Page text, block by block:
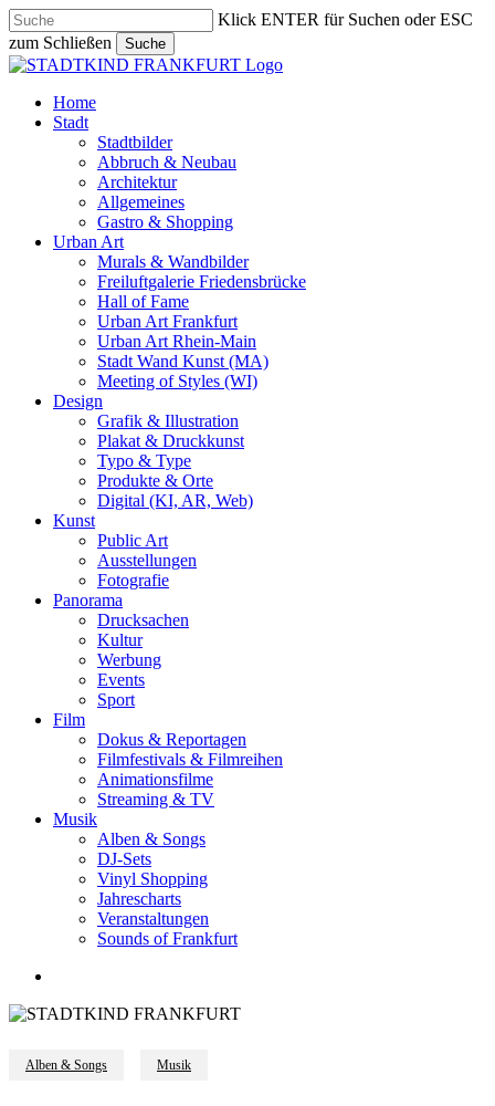
Skip
to
main
content
Klick ENTER für Suchen oder ESC
zum Schließen
Suche
Close
search
Menu
Home
Stadt
Stadtbilder
Abbruch & Neubau
Architektur
Allgemeines
Gastro & Shopping
Urban Art
Murals & Wandbilder
Freiluftgalerie Friedensbrücke
Hall of Fame
Urban Art Frankfurt
Urban Art Rhein-Main
Stadt Wand Kunst (MA)
Meeting of Styles (WI)
Design
Grafik & Illustration
Plakat & Druckkunst
Typo & Type
Produkte & Orte
Digital (KI, AR, Web)
Kunst
Public Art
Ausstellungen
Fotografie
Panorama
Drucksachen
Kultur
Werbung
Events
Sport
Film
Dokus & Reportagen
Filmfestivals & Filmreihen
Animationsfilme
Streaming & TV
Musik
Alben & Songs
DJ-Sets
Vinyl Shopping
Jahrescharts
Veranstaltungen
Sounds of Frankfurt
Alben & Songs Musik